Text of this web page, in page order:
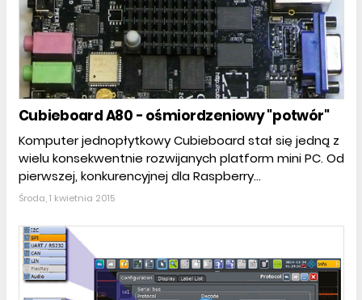
Cubieboard A80 - ośmiordzeniowy "potwór"
Komputer jednopłytkowy Cubieboard stał się jedną z
wielu konsekwentnie rozwijanych platform mini PC. Od
pierwszej, konkurencyjnej dla Raspberry...
Środa, 1 kwietnia 2015